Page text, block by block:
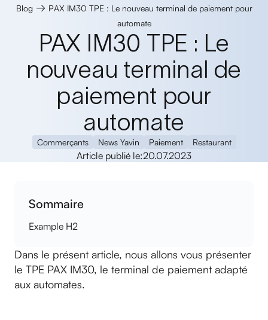
Blog→ PAX IM30 TPE : Le nouveau terminal de paiement pour
automate
PAX IM30 TPE : Le
nouveau terminal de
paiement pour
automate
Commerçants News Yavin Paiement Restaurant
Article publié le:20.07.2023
Sommaire
Example H2
Dans le présent article, nous allons vous présenter
le TPE PAX IM30, le terminal de paiement adapté
aux automates.